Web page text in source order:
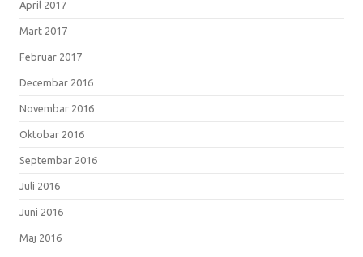
April 2017
Mart 2017
Februar 2017
Decembar 2016
Novembar 2016
Oktobar 2016
Septembar 2016
Juli 2016
Juni 2016
Maj 2016